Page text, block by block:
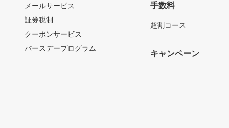
メールサービス
証券税制
クーポンサービス
バースデープログラム
手数料
超割コース
キャンペーン